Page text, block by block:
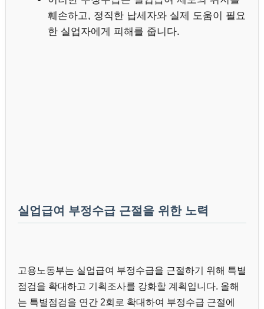
훼손하고, 정직한 납세자와 실제 도움이 필요
한 실업자에게 피해를 줍니다.
실업급여 부정수급 근절을 위한 노력
고용노동부는 실업급여 부정수급을 근절하기 위해 특별
점검을 확대하고 기획조사를 강화할 계획입니다. 올해
는 특별점검을 연간 2회로 확대하여 부정수급 근절에